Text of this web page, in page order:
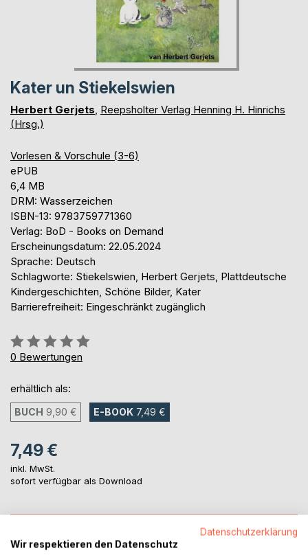
Kater un Stiekelswien
Herbert Gerjets Reepsholter Verlag Henning H. Hinrichs
(Hrsg.)
Vorlesen & Vorschule (3-6)
ePUB
6,4 MB
DRM: Wasserzeichen
ISBN-13: 9783759771360
Verlag: BoD - Books on Demand
Erscheinungsdatum: 22.05.2024
Sprache: Deutsch
Schlagworte: Stiekelswien, Herbert Gerjets, Plattdeutsche
Kindergeschichten, Schöne Bilder, Kater
Barrierefreiheit: Eingeschränkt zugänglich
Bewertung::
0%
0 Bewertungen
erhältlich als:
BUCH 9,90 € E-BOOK 7,49 €
7,49 €
inkl. MwSt.
sofort verfügbar als Download
Datenschutzerklärung
Wir respektieren den Datenschutz